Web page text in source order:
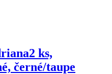
2 ks,
černé/taupe